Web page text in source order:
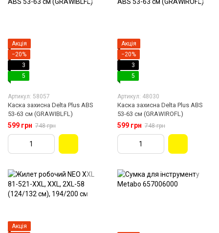
Акція
−20%
3
5
Артикул: 58057
Каска захисна Delta Plus ABS
53-63 см (GRAWIBLFL)
599 грн 748 грн
Акція
−20%
3
5
Артикул: 48030
Каска захисна Delta Plus ABS
53-63 см (GRAWIROFL)
599 грн 748 грн
Акція